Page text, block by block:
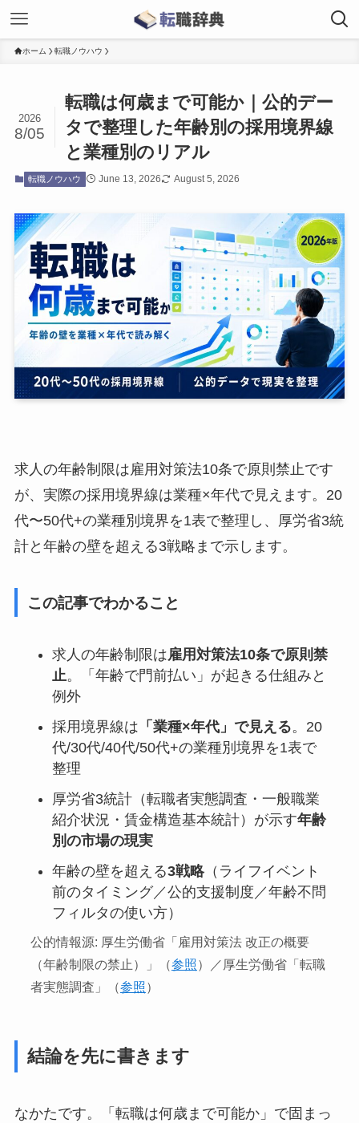
ホーム 転職ノウハウ
転職は何歳まで可能か｜公的デー
タで整理した年齢別の採用境界線
と業種別のリアル
2026
8/05
転職ノウハウ June 13, 2026 August 5, 2026
求人の年齢制限は雇用対策法10条で原則禁止です
が、実際の採用境界線は業種×年代で見えます。20
代〜50代+の業種別境界を1表で整理し、厚労省3統
計と年齢の壁を超える3戦略まで示します。
この記事でわかること
求人の年齢制限は雇用対策法10条で原則禁
止。「年齢で門前払い」が起きる仕組みと
例外
採用境界線は 「業種×年代」で見える。20
代/30代/40代/50代+の業種別境界を1表で
整理
厚労省3統計（転職者実態調査・一般職業
紹介状況・賃金構造基本統計）が示す年齢
別の市場の現実
年齢の壁を超える3戦略（ライフイベント
前のタイミング／公的支援制度／年齢不問
フィルタの使い方）
公的情報源: 厚生労働省「雇用対策法 改正の概要
（年齢制限の禁止）」（参照）／厚生労働省「転職
者実態調査」（参照）
結論を先に書きます
なかたです。「転職は何歳まで可能か」で固まっ